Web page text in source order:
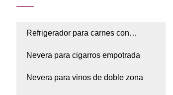
Refrigerador para carnes con
compresor
Nevera para cigarros empotrada
Nevera para vinos de doble zona